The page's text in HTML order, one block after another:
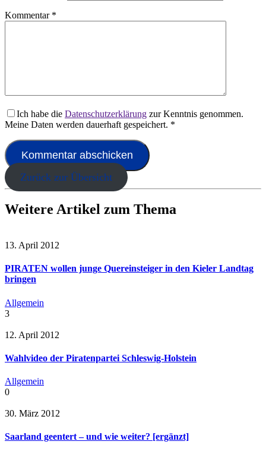
Kommentar *
Ich habe die Datenschutzerklärung zur Kenntnis genommen.
Meine Daten werden dauerhaft gespeichert. *
Zurück zur Übersicht
Weitere Artikel zum Thema
13. April 2012
PIRATEN wollen junge Quereinsteiger in den Kieler Landtag
bringen
Allgemein
3
12. April 2012
Wahlvideo der Piratenpartei Schleswig-Holstein
Allgemein
0
30. März 2012
Saarland geentert – und wie weiter? [ergänzt]